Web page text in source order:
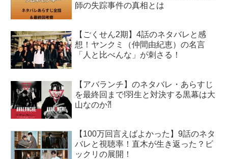
師の失踪事件の真相とは
【ごくせん2期】4話のネタバレと感
想！ヤンクミ（仲間由紀恵）の名言
「人と比べんな」が刺さる！
【アバランチ】のネタバレ・あらすじ
を最終回まで!羽生と対決する黒幕は大
山なのか⁈
【100万回言えばよかった】9話のネタ
バレと視聴率！直木が生き返った？ビ
ックリの展開！